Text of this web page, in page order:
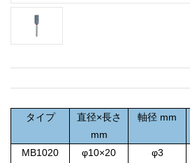
タイプ
直径×長さ
mm
軸径 mm
MB1020 φ10×20 φ3